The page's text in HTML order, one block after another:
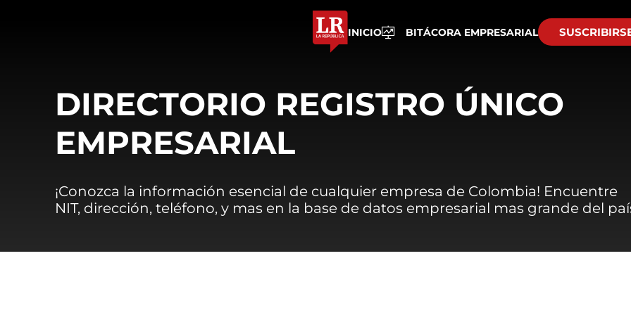
INICIO BITÁCORA EMPRESARIAL
DIRECTORIO REGISTRO ÚNICO
EMPRESARIAL
¡Conozca la información esencial de cualquier empresa de Colombia! Encuentre
NIT, dirección, teléfono, y mas en la base de datos empresarial mas grande del